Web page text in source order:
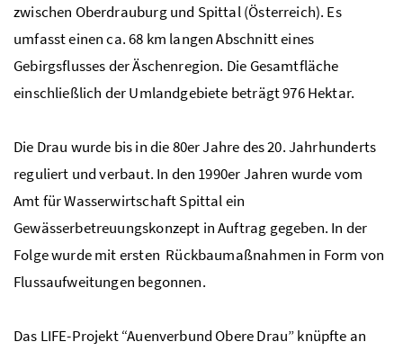
zwischen Oberdrauburg und Spittal (Österreich). Es
umfasst einenca.68 km langen Abschnitt eines
Gebirgsflusses der Äschenregion. Die Gesamtfläche
einschließlich der Umlandgebiete beträgt 976 Hektar.
Die Drau wurde bis in die 80er Jahre des 20. Jahrhunderts
reguliert und verbaut. In den 1990er Jahren wurde vom
Amt für Wasserwirtschaft Spittal ein
Gewässerbetreuungskonzept in Auftrag gegeben. In der
Folge wurde mit ersten Rückbaumaßnahmen in Form von
Flussaufweitungen begonnen.
Das LIFE-Projekt “Auenverbund Obere Drau” knüpfte an